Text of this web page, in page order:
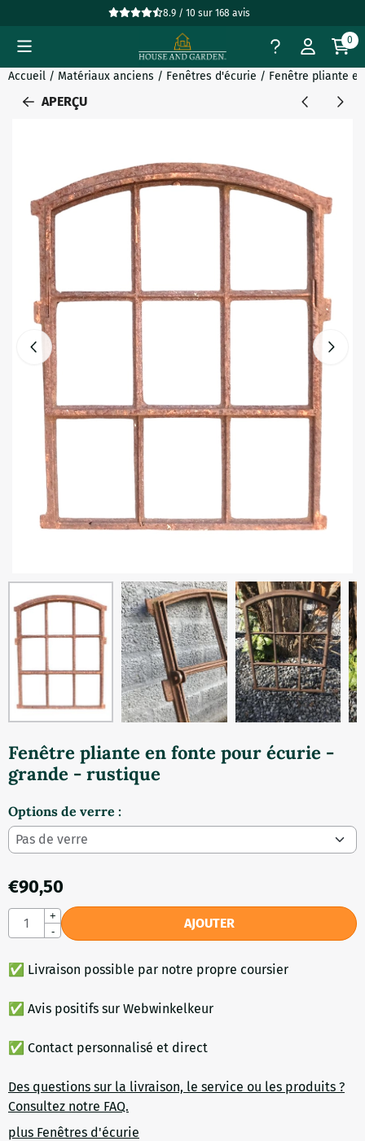
Préférences de cookies disponibles. Choisissez les
8.9 / 10 sur168 avis
0
Accueil / Matériaux anciens / Fenêtres d'écurie / Fenêtre pliante
APERÇU
Fenêtre pliante en fonte pour écurie -
grande - rustique
Options de verre :
€90,50
Quantité
+
-
AJOUTER
✅ Livraison possible par notre propre coursier
✅ Avis positifs sur Webwinkelkeur
✅ Contact personnalisé et direct
Des questions sur la livraison, le service ou les produits ?
Consultez notre FAQ.
plus Fenêtres d'écurie